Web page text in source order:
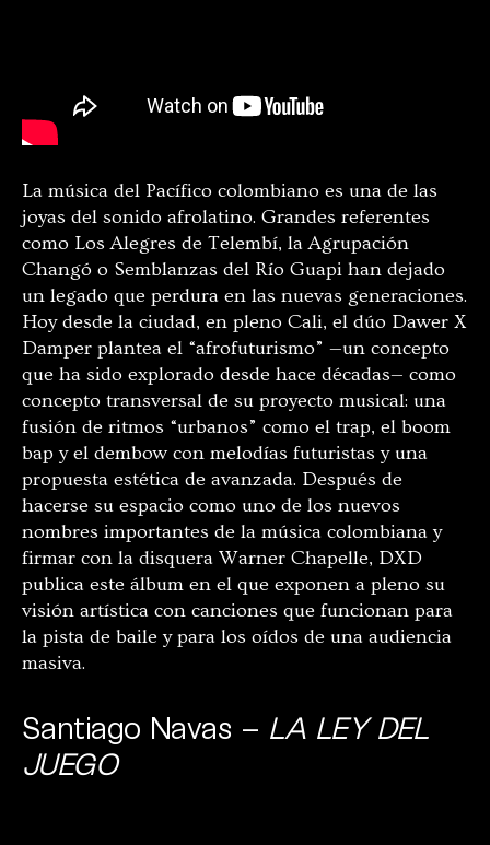
La música del Pacífico colombiano es una de las
joyas del sonido afrolatino. Grandes referentes
como Los Alegres de Telembí, la Agrupación
Changó o Semblanzas del Río Guapi han dejado
un legado que perdura en las nuevas generaciones.
Hoy desde la ciudad, en pleno Cali, el dúo Dawer X
Damper plantea el “afrofuturismo” —un concepto
que ha sido explorado desde hace décadas— como
concepto transversal de su proyecto musical: una
fusión de ritmos “urbanos” como el trap, el boom
bap y el dembow con melodías futuristas y una
propuesta estética de avanzada. Después de
hacerse su espacio como uno de los nuevos
nombres importantes de la música colombiana y
firmar con la disquera Warner Chapelle, DXD
publica este álbum en el que exponen a pleno su
visión artística con canciones que funcionan para
la pista de baile y para los oídos de una audiencia
masiva.
Santiago Navas – LA LEY DEL
JUEGO